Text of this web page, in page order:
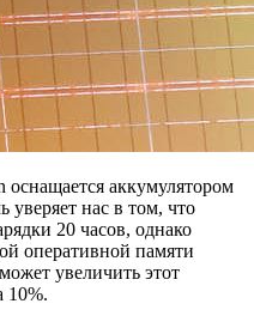
аккумулятором
уверяет нас в том, что
20 часов, однако
оперативной памяти
увеличить этот
10%.